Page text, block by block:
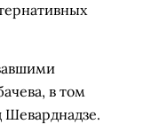
в том
Шеварднадзе.